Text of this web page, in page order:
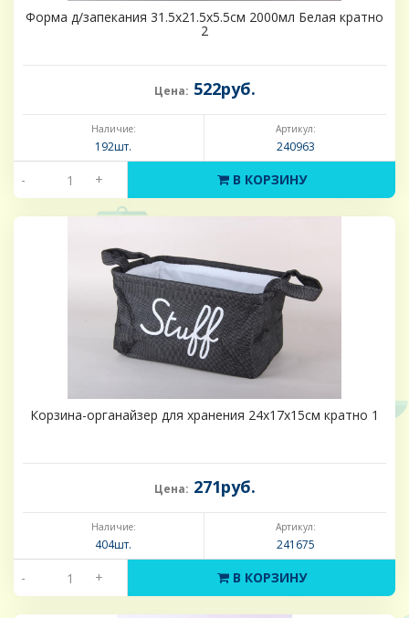
Форма д/запекания 31.5х21.5х5.5см 2000мл Белая кратно
2
Цена: 522руб.
Наличие:
192шт.
Артикул:
240963
- + В КОРЗИНУ
Корзина-органайзер для хранения 24х17х15см кратно 1
Цена: 271руб.
Наличие:
404шт.
Артикул:
241675
- + В КОРЗИНУ